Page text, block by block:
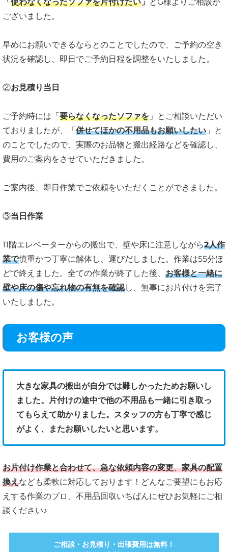
ございました。
早めにお願いできるならとのことでしたので、ご予約の空き
状況を確認し、即日でご予約日程を調整をいたしました。
②お見積り当日
ご予約時には「 要らなくなったソファを 」とご相談いただい
ておりましたが、「 併せてほかの不用品もお願いしたい 」と
のことでしたので、実際のお品物と搬出経路などを確認し、
費用のご案内をさせていただきました。
ご案内後、即日作業でご依頼をいただくことができました。
③当日作業
11階エレベーターからの搬出で、壁や床に注意しながら2人作
業で慎重かつ丁寧に解体し、運びだしました。作業は55分ほ
どで終えました。全ての作業が終了した後、 お客様と一緒に
壁や床の傷や忘れ物の有無を確認し、無事にお片付けを完了
いたしました。
お客様の声
大きな家具の搬出が自分では難しかったためお願いし
ました。片付けの途中で他の不用品も一緒に引き取っ
てもらえて助かりました。スタッフの方も丁寧で感じ
がよく、またお願いしたいと思います。
お片付け作業と合わせて、急な依頼内容の変更、家具の配置
換えなども柔軟に対応しております！どんなご要望にもお応
えする作業のプロ、不用品回収いちばんにぜひお気軽にご相
談ください♪
ご相談・お見積り・出張費用は無料！